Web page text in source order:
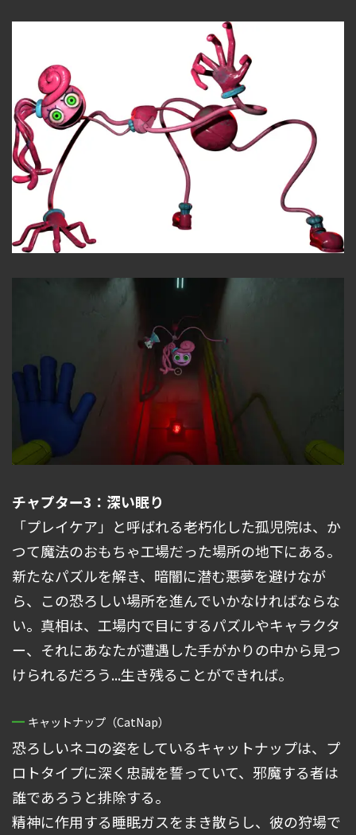
チャプター3：深い眠り
「プレイケア」と呼ばれる老朽化した孤児院は、か
つて魔法のおもちゃ工場だった場所の地下にある。
新たなパズルを解き、暗闇に潜む悪夢を避けなが
ら、この恐ろしい場所を進んでいかなければならな
い。真相は、工場内で目にするパズルやキャラクタ
ー、それにあなたが遭遇した手がかりの中から見つ
けられるだろう...生き残ることができれば。
キャットナップ（CatNap）
恐ろしいネコの姿をしているキャットナップは、プ
ロトタイプに深く忠誠を誓っていて、邪魔する者は
誰であろうと排除する。
精神に作用する睡眠ガスをまき散らし、彼の狩場で